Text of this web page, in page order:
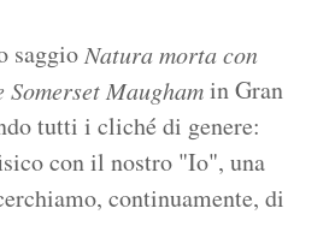
saggioNatura morta con
Maughamin Gran
tutti i cliché di genere:
con il nostro "Io", una
continuamente, di